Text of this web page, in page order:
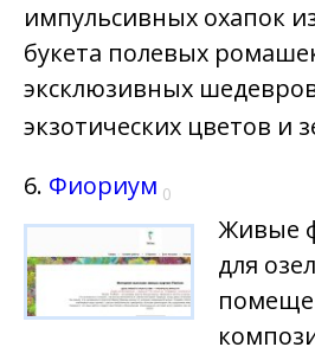
импульсивных охапок
букета полевых
эксклюзивных
экзотических цветов и
6. Фиориум 0
Живые
для